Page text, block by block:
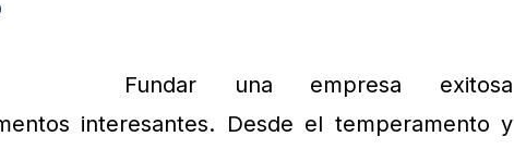
Fundar una empresa exitosa
interesantes. Desde el temperamento y